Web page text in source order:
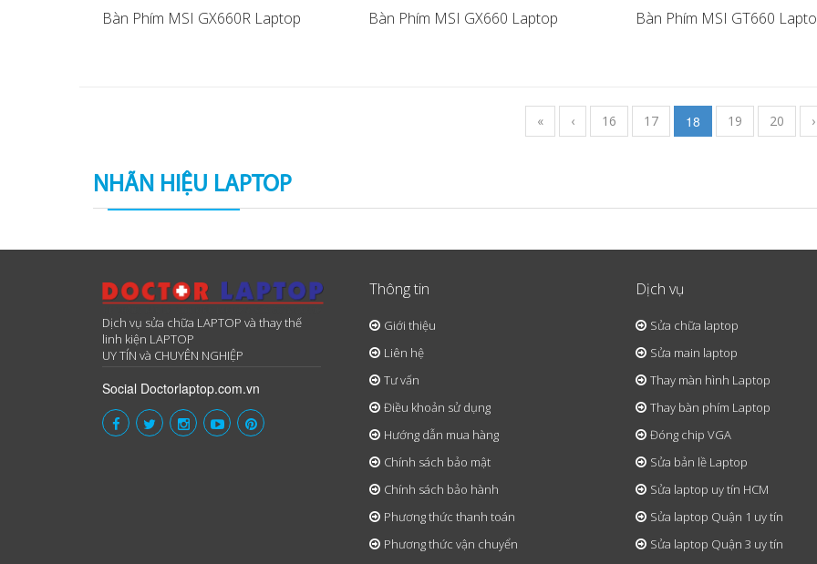
Bàn Phím MSI GX660R Laptop Bàn Phím MSI GX660 Laptop Bàn Phím MSI GT660
« ‹ 16 17 18 19 20 ›
NHÃN HIỆU LAPTOP
Dịch vụ sửa chữa LAPTOP và thay thế
linh kiện LAPTOP
UY TÍN và CHUYÊN NGHIỆP
Social Doctorlaptop.com.vn
Thông tin
Giới thiệu
Liên hệ
Tư vấn
Điều khoản sử dụng
Hướng dẫn mua hàng
Chính sách bảo mật
Chính sách bảo hành
Phương thức thanh toán
Phương thức vận chuyển
Dịch vụ
Sửa chữa laptop
Sửa main laptop
Thay màn hình Laptop
Thay bàn phím Laptop
Đóng chip VGA
Sửa bản lề Laptop
Sửa laptop uy tín HCM
Sửa laptop Quận 1 uy tín
Sửa laptop Quận 3 uy tín